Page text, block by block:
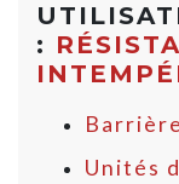
:
Unités